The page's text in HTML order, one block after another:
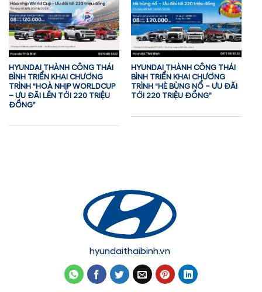
HYUNDAI THÀNH CÔNG THÁI
BÌNH TRIỂN KHAI CHƯƠNG
TRÌNH “HOÀ NHỊP WORLDCUP
– ƯU ĐÃI LÊN TỚI 220 TRIỆU
ĐỒNG”
HYUNDAI THÀNH CÔNG THÁI
BÌNH TRIỂN KHAI CHƯƠNG
TRÌNH “HÈ BÙNG NỔ – ƯU ĐÃI
TỚI 220 TRIỆU ĐỒNG”
hyundaithaibinh.vn